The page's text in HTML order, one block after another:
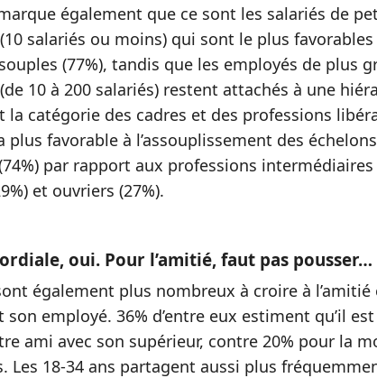
également que ce sont les salariés de
salariés ou moins) qui sont le plus favorables
(77%), tandis que les employés de plus
10 à 200 salariés) restent attachés à une
la catégorie des cadres et des professions
plus favorable à l’assouplissement des
par rapport aux professions intermédiaires
et ouvriers (27%).
oui. Pour l’amitié, faut pas pousser…
également plus nombreux à croire à l’amitié
son employé. 36% d’entre eux estiment qu’il est
ami avec son supérieur, contre 20% pour la
Les 18-34 ans partagent aussi plus